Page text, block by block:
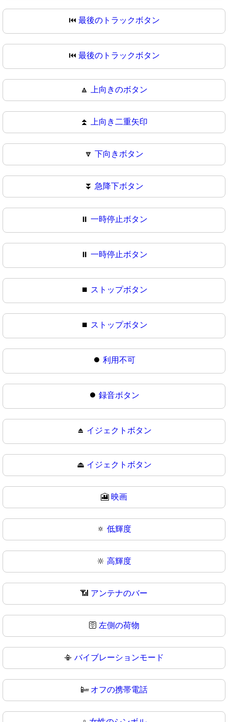
⏮️ 最後のトラックボタン
⏮ 最後のトラックボタン
🔼 上向きのボタン
⏫ 上向き二重矢印
🔽 下向きボタン
⏬ 急降下ボタン
⏸️ 一時停止ボタン
⏸ 一時停止ボタン
⏹️ ストップボタン
⏹ ストップボタン
⏺️ 利用不可
⏺ 録音ボタン
⏏️ イジェクトボタン
⏏ イジェクトボタン
🎦 映画
🔅 低輝度
🔆 高輝度
📶 アンテナのバー
🛜 左側の荷物
📳 バイブレーションモード
📴 オフの携帯電話